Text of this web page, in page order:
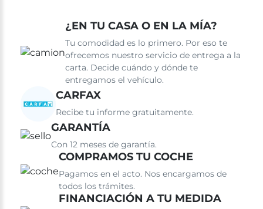
¿EN TU CASA O EN LA MÍA?
Tu comodidad es lo primero. Por eso te
ofrecemos nuestro servicio de entrega a la
carta. Decide cuándo y dónde te
entregamos el vehículo.
CARFAX
Recibe tu informe gratuitamente.
GARANTÍA
Con 12 meses de garantía.
COMPRAMOS TU COCHE
Pagamos en el acto. Nos encargamos de
todos los trámites.
FINANCIACIÓN A TU MEDIDA